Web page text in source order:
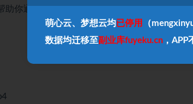
你通过剪辑成为下一个百万博主。
萌心云、梦想云均 已停用
（
数据均迁移至副业库fuyeku.cn ，